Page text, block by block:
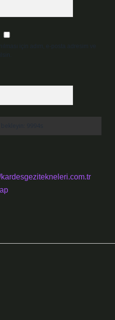
için adım, e-posta adresim ve
kardesgezitekneleri.com.tr